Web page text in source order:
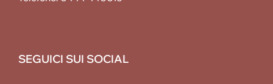
SEGUICI SUI SOCIAL